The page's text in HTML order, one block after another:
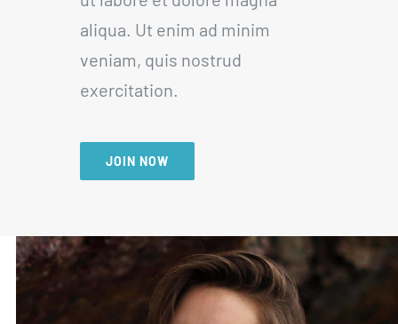
aliqua. Ut enim ad minim
veniam, quis nostrud
exercitation.
JOIN NOW